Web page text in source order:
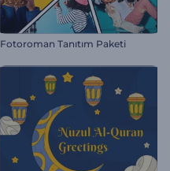
Fotoroman Tanıtım Paketi